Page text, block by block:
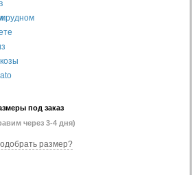
под заказ
через 3-4 дня)
размер?